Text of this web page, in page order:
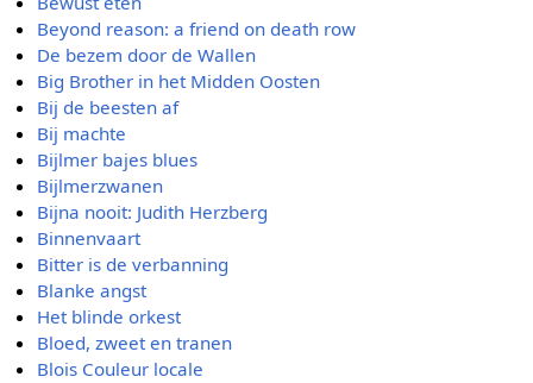
Beyond reason: a friend on death row
De bezem door de Wallen
Big Brother in het Midden Oosten
Bij de beesten af
Bij machte
Bijlmer bajes blues
Bijlmerzwanen
Bijna nooit: Judith Herzberg
Binnenvaart
Bitter is de verbanning
Blanke angst
Het blinde orkest
Bloed, zweet en tranen
Blois Couleur locale